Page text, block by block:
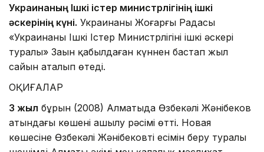
Украинаның Ішкі істер министрлігінің ішкі
әскерінің күні. Украинаның Жоғарғы Радасы
«Украинаның Ішкі Істер Министрлігінің ішкі әскері
туралы» Заңын қабылдаған күннен бастап жыл
сайын аталып өтеді.
ОҚИҒАЛАР
3 жыл бұрын (2008) Алматыда Өзбекәлі Жәнібеков
атындағы көшенің ашылу рәсімі өтті. Новая
көшесіне Өзбекәлі Жәнібековтің есімін беру туралы